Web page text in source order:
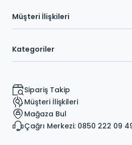
Müşteri İlişkileri
Kategoriler
Sipariş Takip
Müşteri İlişkileri
Mağaza Bul
Çağrı Merkezi: 0850 222 09